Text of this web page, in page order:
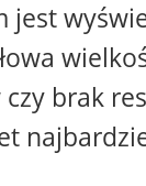
jest
brak